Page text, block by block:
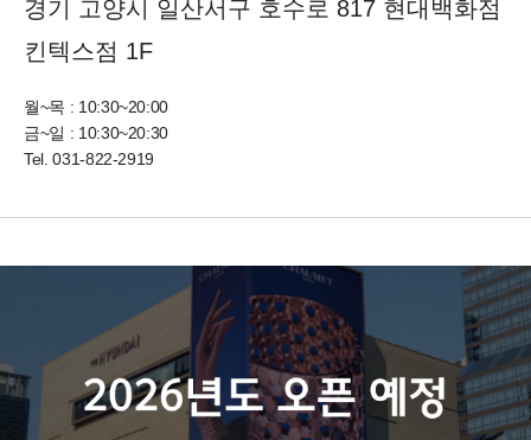
경기 고양시 일산서구 호수로 817 현대백화점
킨텍스점 1F
월~목 : 10:30~20:00
금~일 : 10:30~20:30
Tel.031-822-2919